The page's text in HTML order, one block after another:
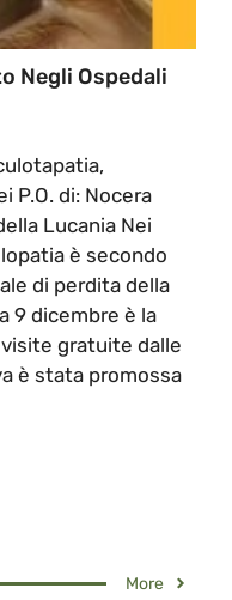
Negli Ospedali
P.O. di: Nocera
Lucania Nei
è secondo
di perdita della
9 dicembre è la
gratuite dalle
è stata promossa
More